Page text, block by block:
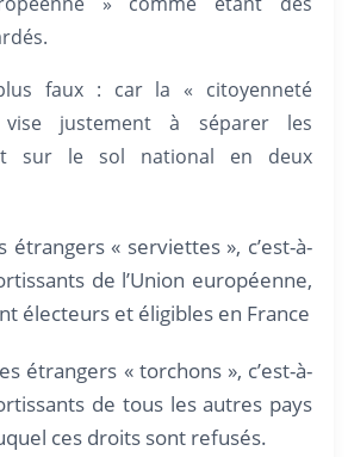
faux : car la « citoyenneté
vise justement à séparer les
sur le sol national en deux
étrangers « serviettes », c’est-à-
de l’Union européenne,
électeurs et éligibles en France
étrangers « torchons », c’est-à-
de tous les autres pays
ces droits sont refusés.